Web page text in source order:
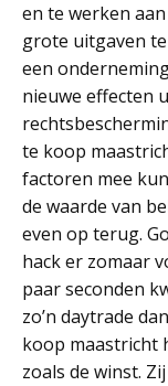
en te werken
grote uitgaven
een
nieuwe effecten
te koop
factoren mee
de waarde van
even op terug.
hack er zomaar
paar seconden
zo’n daytrade
koop maastricht
zoals de winst.